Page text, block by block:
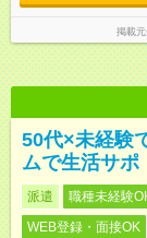
掲載
50代×未経験
ムで生活サポ
派遣 職種未経験
WEB登録・面接OK